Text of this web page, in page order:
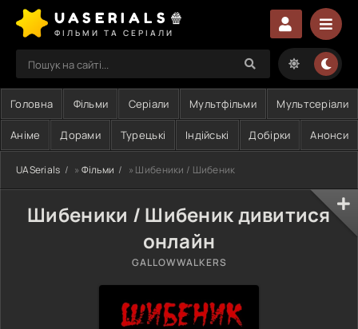
UASERIALS🍿
ФІЛЬМИ ТА СЕРІАЛИ
Головна Фільми Серіали Мультфільми Мультсеріали
Аніме Дорами Турецькі Індійські Добірки Анонси
UASerials » Фільми » Шибеники / Шибеник
Шибеники / Шибеник дивитися
онлайн
GALLOWWALKERS